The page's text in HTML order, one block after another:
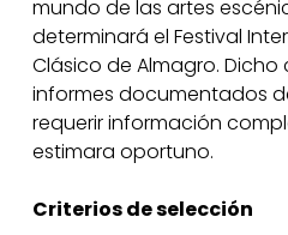
mundo de las artes
determinará el Festival
Clásico de Almagro.
informes documentados
requerir información
estimara oportuno.
Criterios de selección